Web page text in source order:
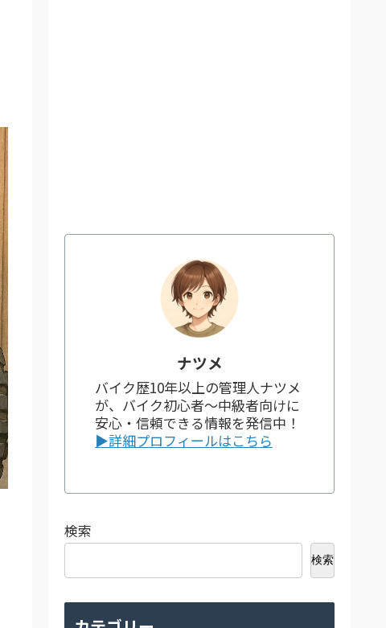
ナツメ
バイク歴10年以上の管理人ナツメ
が、バイク初心者～中級者向けに
安心・信頼できる情報を発信中！
▶詳細プロフィールはこちら
検索
検索